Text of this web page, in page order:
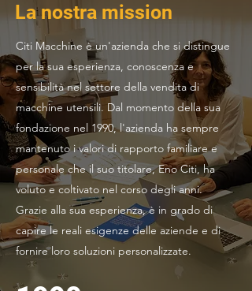
La nostra mission
Citi Macchine è un'azienda che si distingue
per la sua esperienza, conoscenza e
sensibilità nel settore della vendita di
macchine utensili. Dal momento della sua
fondazione nel 1990, l'azienda ha sempre
mantenuto i valori di rapporto familiare e
personale che il suo titolare, Eno Citi, ha
voluto e coltivato nel corso degli anni.
Grazie alla sua esperienza, è in grado di
capire le reali esigenze delle aziende e di
fornire loro soluzioni personalizzate.